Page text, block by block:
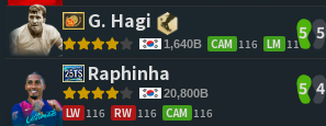
G. Hagi
1,640B CAM 116 LM 116
5 5
Raphinha
20,800B
LW 116 RW 116 CAM 116
5 4